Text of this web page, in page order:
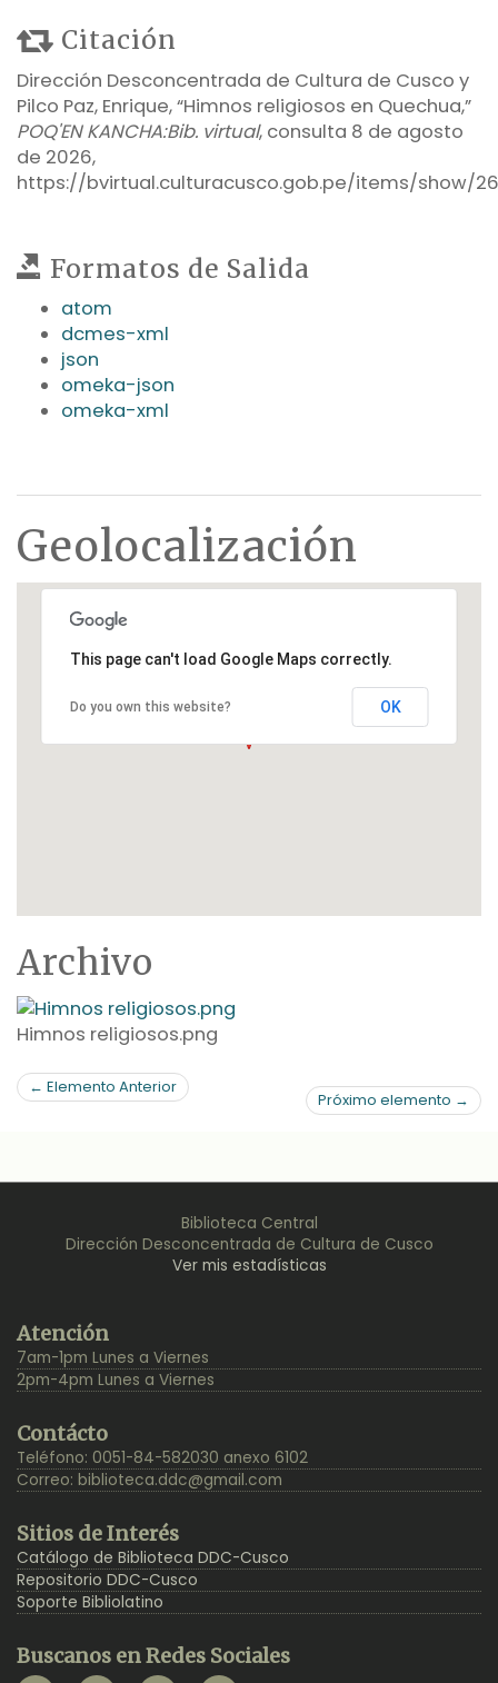
Citación
Dirección Desconcentrada de Cultura de Cusco y
Pilco Paz, Enrique, “Himnos religiosos en Quechua,”
POQ'EN KANCHA:Bib. virtual, consulta 8 de agosto
de 2026,
https://bvirtual.culturacusco.gob.pe/items/show/26
Formatos de Salida
atom
dcmes-xml
json
omeka-json
omeka-xml
Geolocalización
This page can't load Google Maps correctly.
Do you own this website? OK
Archivo
Himnos religiosos.png
← Elemento Anterior
Próximo elemento →
Biblioteca Central
Dirección Desconcentrada de Cultura de Cusco
Ver mis estadísticas
Top
Atención
7am-1pm Lunes a Viernes
2pm-4pm Lunes a Viernes
Contácto
Teléfono: 0051-84-582030 anexo 6102
Correo: biblioteca.ddc@gmail.com
Sitios de Interés
Catálogo de Biblioteca DDC-Cusco
Repositorio DDC-Cusco
Soporte Bibliolatino
Buscanos en Redes Sociales